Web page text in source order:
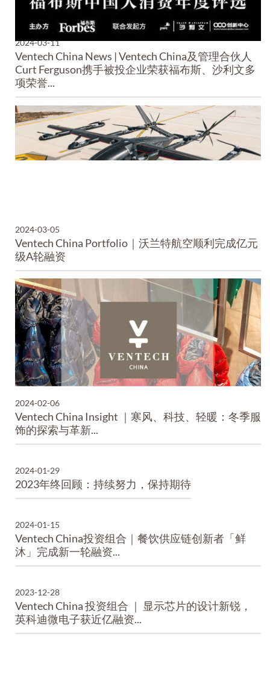
2024-03-11
Ventech China News | Ventech China及管理合伙人
Curt Ferguson携手被投企业荣获福布斯、沙利文多
项荣誉...
2024-03-05
Ventech China Portfolio｜沃兰特航空顺利完成亿元
级A轮融资
2024-02-06
Ventech China Insight ｜寒风、科技、轻暖：冬季服
饰的探索与革新...
2024-01-29
2023年终回顾：持续努力，保持期待
2024-01-15
Ventech China投资组合｜餐饮供应链创新者「鲜
沐」完成新一轮融资...
2023-12-28
Ventech China 投资组合 ｜ 显示芯片的设计新锐，
英科迪微电子获近亿融资...